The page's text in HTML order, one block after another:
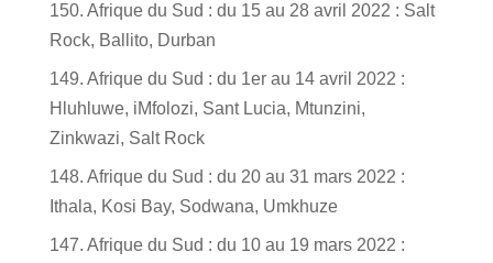
150. Afrique du Sud : du 15 au 28 avril 2022 : Salt
Rock, Ballito, Durban
149. Afrique du Sud : du 1er au 14 avril 2022 :
Hluhluwe, iMfolozi, Sant Lucia, Mtunzini,
Zinkwazi, Salt Rock
148. Afrique du Sud : du 20 au 31 mars 2022 :
Ithala, Kosi Bay, Sodwana, Umkhuze
147. Afrique du Sud : du 10 au 19 mars 2022 :